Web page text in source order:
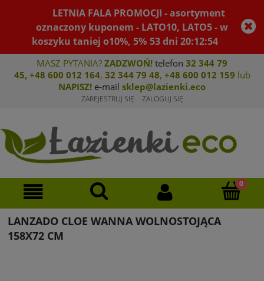
LETNIA FALA PROMOCJI - asortyment
oznaczony kuponem - LATO10, LATO5 - w
koszyku taniej o10%, 5% 53dni20:12:54
MASZ PYTANIA? ZADZWOŃ! telefon 32 344 79
45, +48 600 012 164, 32 344 79 48, +48 600 012 159 lub
NAPISZ! e-mail sklep@lazienki.eco
ZAREJESTRUJ SIĘ ZALOGUJ SIĘ
LANZADO CLOE WANNA WOLNOSTOJĄCA
158X72 CM